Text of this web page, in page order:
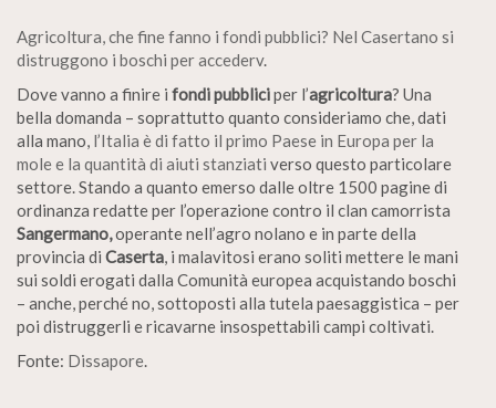
Agricoltura, che fine fanno i fondi pubblici? Nel Casertano si
distruggono i boschi per accederv.
Dove vanno a finire i fondi pubbliciper l’agricoltura? Una
bella domanda – soprattutto quanto consideriamo che, dati
alla mano, l’Italia è di fatto il primo Paese in Europa per la
mole e la quantità di aiuti stanziati verso questo particolare
settore. Stando a quanto emerso dalle oltre 1500 pagine di
ordinanza redatte per l’operazione contro il clan camorrista
Sangermano,operante nell’agro nolano e in parte della
provincia di Caserta, i malavitosi erano soliti mettere le mani
sui soldi erogati dalla Comunità europea acquistando boschi
– anche, perché no, sottoposti alla tutela paesaggistica – per
poi distruggerli e ricavarne insospettabili campi coltivati.
Fonte: Dissapore.